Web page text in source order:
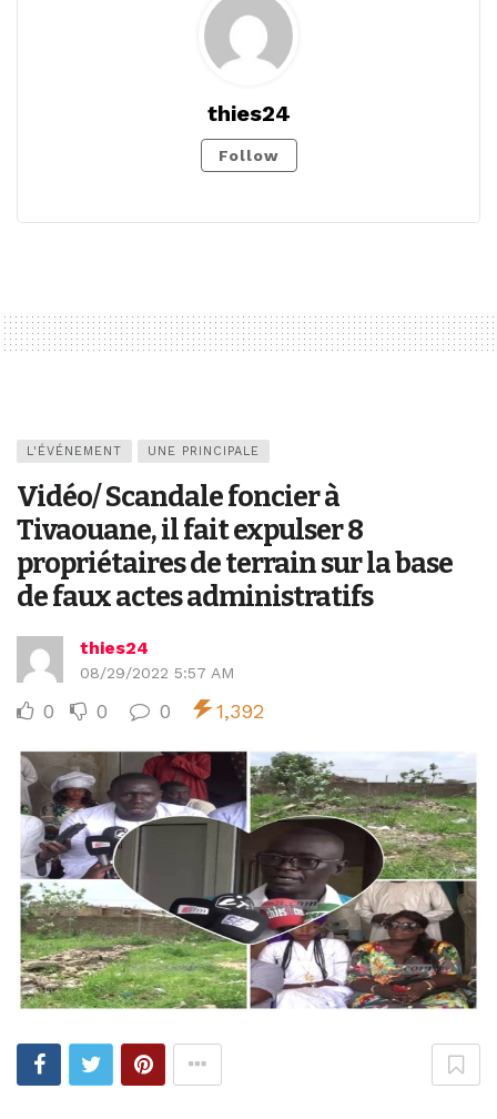
thies24
Follow
L'ÉVÉNEMENT UNE PRINCIPALE
Vidéo/ Scandale foncier à
Tivaouane, il fait expulser 8
propriétaires de terrain sur la base
de faux actes administratifs
thies24
08/29/2022 5:57 AM
0 0 0 1,392